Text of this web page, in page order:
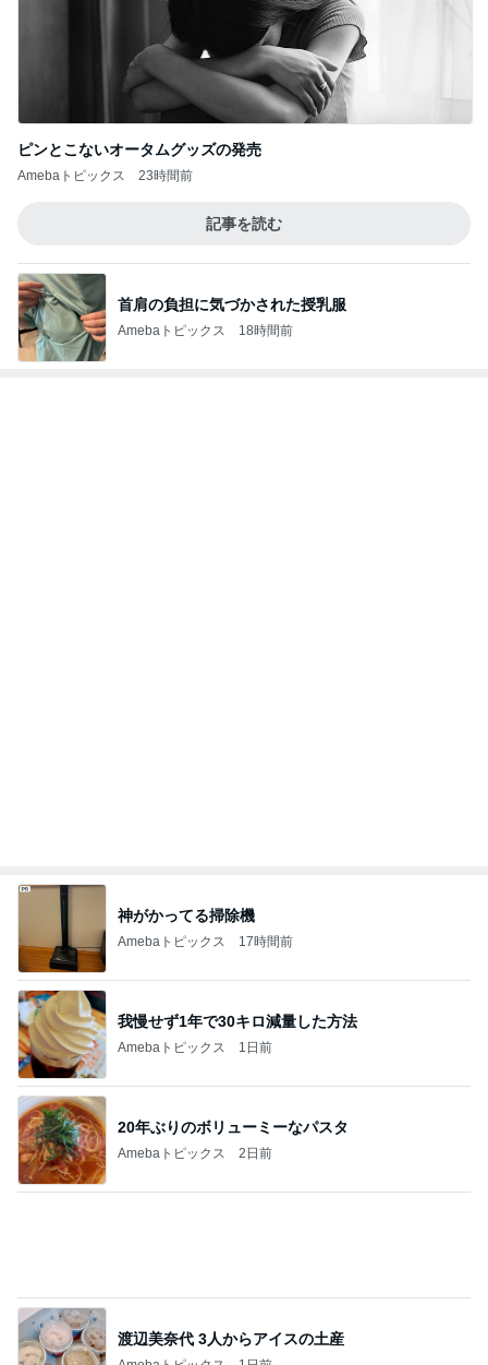
ピンとこないオータムグッズの発売
Amebaトピックス 23時間前
記事を読む
首肩の負担に気づかされた授乳服
Amebaトピックス 18時間前
だいた 切なくなった母への思い
小柳ルミ子 愛犬の1日の里帰り
Amebaトピックス 1日前